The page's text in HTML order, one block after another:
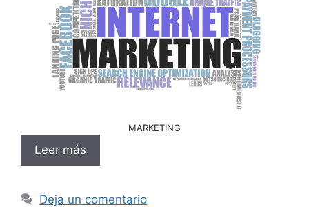
MARKETING
Leer más
Deja un comentario